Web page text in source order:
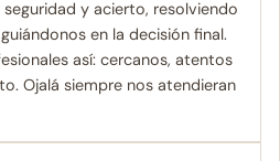
y acierto, resolviendo
en la decisión final.
así: cercanos, atentos
Ojalá siempre nos atendieran